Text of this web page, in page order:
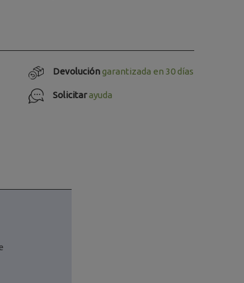
Devolucióngarantizada en 30 días
Solicitarayuda